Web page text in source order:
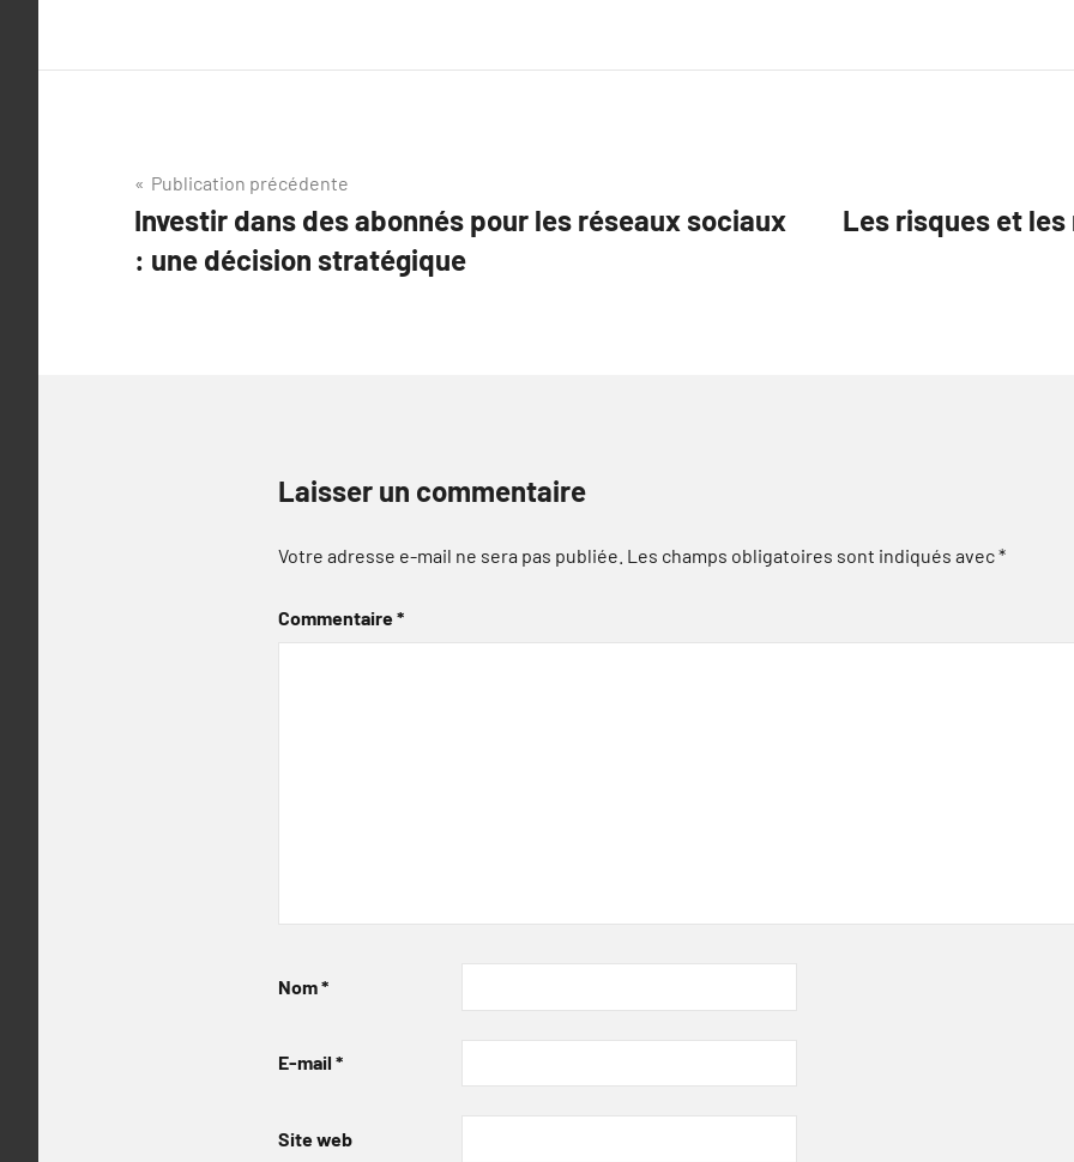
Navigation
de
l’article
Publication précédente
Investir dans des abonnés pour les réseaux sociaux
: une décision stratégique
Les risques et
Laisser un commentaire
Votre adresse e-mail ne sera pas publiée. Les champs obligatoires sont indiqués avec*
Commentaire*
Nom*
E-mail *
Site web